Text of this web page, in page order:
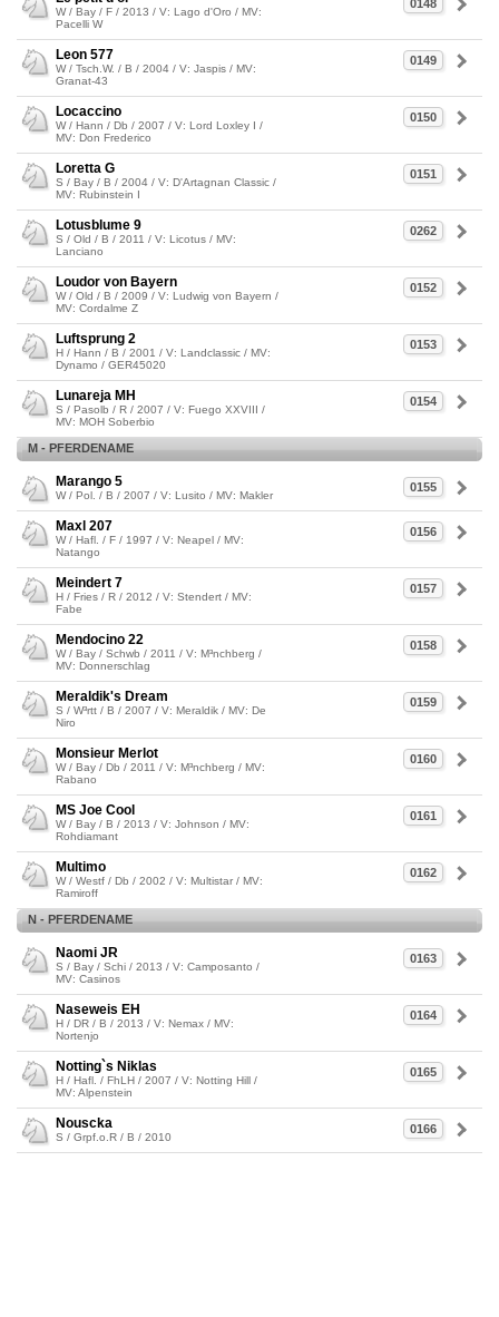
0148
W / Bay / F / 2013 / V: Lago d'Oro / MV:
Pacelli W
0149
Leon 577
W / Tsch.W. / B / 2004 / V: Jaspis / MV:
Granat-43
0150
Locaccino
W / Hann / Db / 2007 / V: Lord Loxley I /
MV: Don Frederico
0151
Loretta G
S / Bay / B / 2004 / V: D'Artagnan Classic /
MV: Rubinstein I
0262
Lotusblume 9
S / Old / B / 2011 / V: Licotus / MV:
Lanciano
0152
Loudor von Bayern
W / Old / B / 2009 / V: Ludwig von Bayern /
MV: Cordalme Z
0153
Luftsprung 2
H / Hann / B / 2001 / V: Landclassic / MV:
Dynamo / GER45020
0154
Lunareja MH
S / Pasolb / R / 2007 / V: Fuego XXVIII /
MV: MOH Soberbio
M - PFERDENAME
0155
Marango 5
W / Pol. / B / 2007 / V: Lusito / MV: Makler
0156
Maxl 207
W / Hafl. / F / 1997 / V: Neapel / MV:
Natango
0157
Meindert 7
H / Fries / R / 2012 / V: Stendert / MV:
Fabe
0158
Mendocino 22
W / Bay / Schwb / 2011 / V: M³nchberg /
MV: Donnerschlag
0159
Meraldik's Dream
S / W³rtt / B / 2007 / V: Meraldik / MV: De
Niro
0160
Monsieur Merlot
W / Bay / Db / 2011 / V: M³nchberg / MV:
Rabano
0161
MS Joe Cool
W / Bay / B / 2013 / V: Johnson / MV:
Rohdiamant
0162
Multimo
W / Westf / Db / 2002 / V: Multistar / MV:
Ramiroff
N - PFERDENAME
0163
Naomi JR
S / Bay / Schi / 2013 / V: Camposanto /
MV: Casinos
0164
Naseweis EH
H / DR / B / 2013 / V: Nemax / MV:
Nortenjo
0165
Notting`s Niklas
H / Hafl. / FhLH / 2007 / V: Notting Hill /
MV: Alpenstein
0166
Nouscka
S / Grpf.o.R / B / 2010